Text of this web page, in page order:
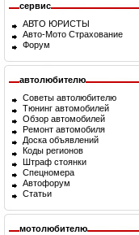
сервис
АВТО ЮРИСТЫ
Авто-Мото Страхование
Форум
автолюбителю
Советы автолюбителю
Тюнинг автомобилей
Обзор автомобилей
Ремонт автомобиля
Доска объявлений
Коды регионов
Штраф стоянки
Спецномера
Автофорум
Статьи
мотолюбителю